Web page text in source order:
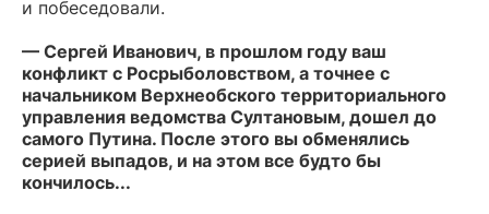
и побеседовали.
— Сергей Иванович, в прошлом году ваш
конфликт с Росрыболовством, а точнее с
начальником Верхнеобского территориального
управления ведомства Султановым, дошел до
самого Путина. После этого вы обменялись
серией выпадов, и на этом все будто бы
кончилось...